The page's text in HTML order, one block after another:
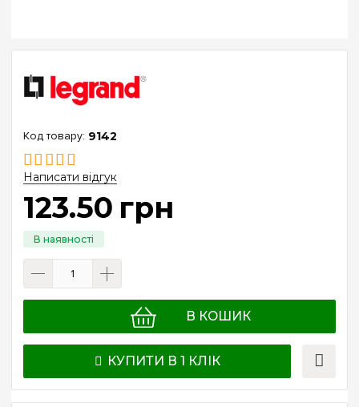
9142
Написати відгук
123.50 грн
В КОШИК
КУПИТИ В 1 КЛІК